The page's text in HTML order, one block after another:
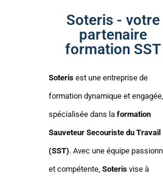
Soteris - votre
partenaire
formation SST
Soteris est une entreprise de
formation dynamique et engagée,
spécialisée dans la formation
Sauveteur Secouriste du Travail
(SST). Avec une équipe
et compétente, Soteris vise à